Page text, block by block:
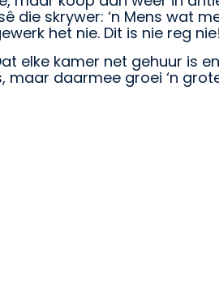
die skrywer: ‘n Mens wat
het nie. Dit is nie reg nie!
elke kamer net gehuur is
daarmee groei ‘n